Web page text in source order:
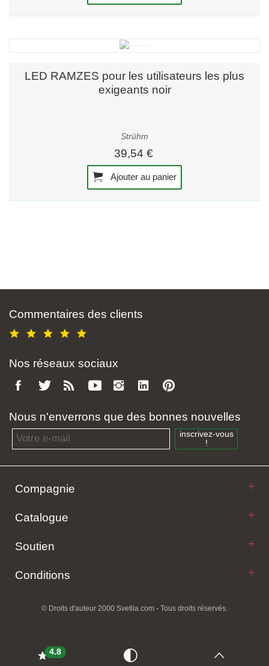
LED RAMZES pour les utilisateurs les plus
exigeants noir
Strühm
39,54 €
Ajouter au panier
Commentaires des clients
Nos réseaux sociaux
Nous n'enverrons que des bonnes nouvelles
Email address
inscrivez-vous
!
Compagnie
Catalogue
Soutien
Conditions
© Droits d'auteur 2000 Svetila.com - Tous droits réservés.
4.8